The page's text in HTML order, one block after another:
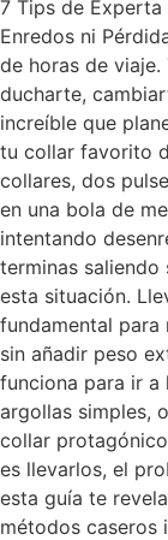
7 Tips de Experta
Enredos ni
de horas de
ducharte,
increíble que
tu collar favorito
collares, dos
en una bola de
intentando
terminas saliendo
esta situación.
fundamental
sin añadir peso
funciona para ir a
argollas simples,
collar
es llevarlos, el
esta guía te
métodos caseros